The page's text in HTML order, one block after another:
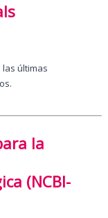
últimas
la
(NCBI-